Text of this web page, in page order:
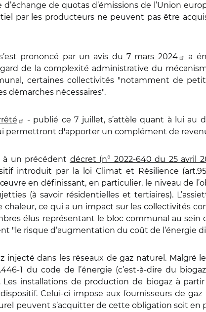
de quotas d’émissions de l’Union
par les producteurs ne peuvent pas être
prononcé par un avis du 7 mars 2024
a
de la complexité administrative du
certaines collectivités "notamment de
démarches nécessaires".
- publié ce 7 juillet, s’attèle quant à lui au
permettront d'apporter un complément de
un précédent décret (n° 2022-640 du 25 avril
introduit par la loi Climat et Résilience
en définissant, en particulier, le niveau de
(à savoir résidentielles et tertiaires).
ce qui a un impact sur les collectivités
élus représentant le bloc communal au sein
"le risque d’augmentation du coût de l’énergie
injecté dans les réseaux de gaz naturel. Malgré
1 du code de l’énergie (c’est-à-dire du
installations de production de biogaz à partir
Celui-ci impose aux fournisseurs de
peuvent s’acquitter de cette obligation soit